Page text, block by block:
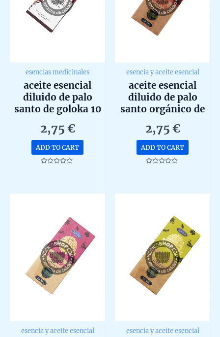
esencias medicinales
aceite esencial
diluido de palo
santo de goloka 10
2,75 €
ADD TO CART
5
esencia y aceite esencial
aceite esencial
diluido de palo
santo orgánico de
2,75 €
ADD TO CART
5
esencia y aceite esencial esencia y aceite esencial